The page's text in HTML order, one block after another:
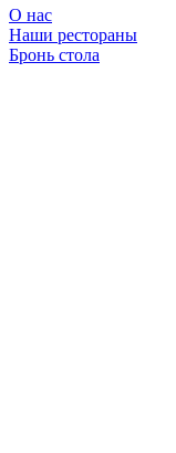
О нас
Наши рестораны
Бронь стола